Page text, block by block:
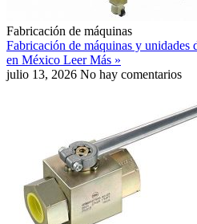
Fabricación de máquinas
Fabricación de máquinas y
en México Leer Más »
julio 13, 2026 No hay comentarios